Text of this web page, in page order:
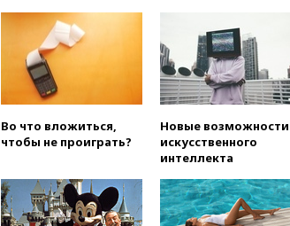
театральных деятелей
вчера, 20:47Newsweek:
«взрывная» диарея охватила
47 из 50 штатов США
вчера, 20:35ПВО за 12 часов
сбила 200 украинских
беспилотников
вчера, 20:20Третий комплект
золотых медалей выиграли на
ЧЕ российские синхронистки
Во что вложиться,
чтобы не проиграть?
Новые возможности
искусственного
интеллекта